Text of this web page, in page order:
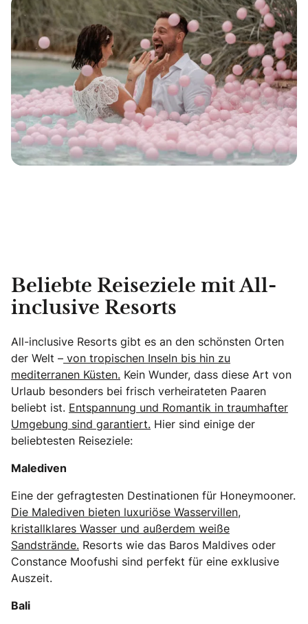
Beliebte Reiseziele mit All-
inclusive Resorts
All-inclusive Resorts gibt es an den schönsten Orten
der Welt – von tropischen Inseln bis hin zu
mediterranen Küsten. Kein Wunder, dass diese Art von
Urlaub besonders bei frisch verheirateten Paaren
beliebt ist. Entspannung und Romantik in traumhafter
Umgebung sind garantiert. Hier sind einige der
beliebtesten Reiseziele:
Malediven
Eine der gefragtesten Destinationen für Honeymooner.
Die Malediven bieten luxuriöse Wasservillen,
kristallklares Wasser und außerdem weiße
Sandstrände. Resorts wie das Baros Maldives oder
Constance Moofushi sind perfekt für eine exklusive
Auszeit.
Bali